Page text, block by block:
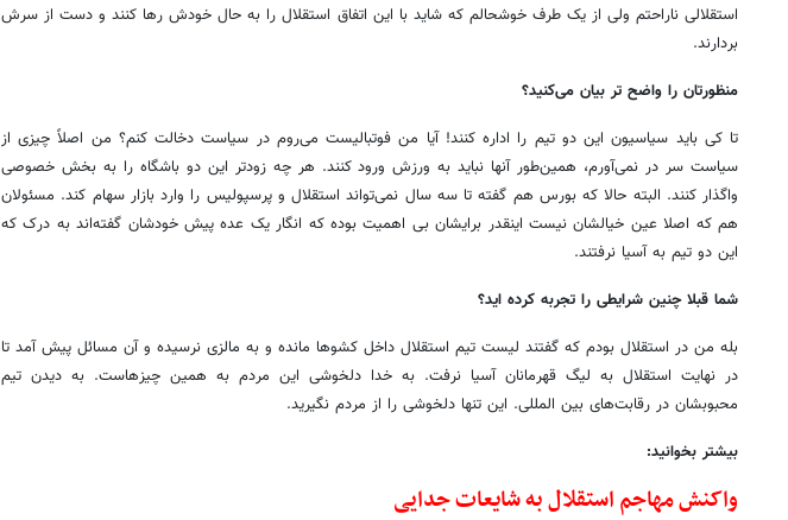
استقلالی ناراحتم ولی از یک طرف خوشحالم که شاید با این اتفاق استقلال را به حال خودش رها کنند و دست از سرش
بردارند.
منظورتان را واضح تر بیان می‌کنید؟
تا کی باید سیاسیون این دو تیم را اداره کنند! آیا من فوتبالیست می‌روم در سیاست دخالت کنم؟ من اصلاً چیزی از
سیاست سر در نمی‌آورم، همین‌طور آنها نباید به ورزش ورود کنند. هر چه زودتر این دو باشگاه را به بخش خصوصی
واگذار کنند. البته حالا که بورس هم گفته تا سه سال نمی‌تواند استقلال و پرسپولیس را وارد بازار سهام کند. مسئولان
هم که اصلا عین خیالشان نیست اینقدر برایشان بی اهمیت بوده که انگار یک عده پیش خودشان گفته‌اند به درک که
این دو تیم به آسیا نرفتند.
شما قبلا چنین شرایطی را تجربه کرده اید؟
بله من در استقلال بودم که گفتند لیست تیم استقلال داخل کشوها مانده و به مالزی نرسیده و آن مسائل پیش آمد تا
در نهایت استقلال به لیگ قهرمانان آسیا نرفت. به خدا دلخوشی این مردم به همین چیزهاست. به دیدن تیم
محبوبشان در رقابت‌های بین المللی. این تنها دلخوشی را از مردم نگیرید.
بیشتر بخوانید:
واکنش مهاجم استقلال به شایعات جدایی